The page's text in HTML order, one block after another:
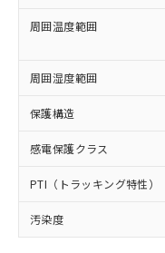
周囲温度範囲
周囲湿度範囲
保護構造
感電保護クラス
PTI（トラッキング特性）
汚染度
正式な
様のお
ムロン
オムロ
ください。
在庫状
事前の承
マイパ
類(PBB)
(PBDE) 1000ppm
ル) (DEHP)(別名：
ルベンジル（BBP
（DBP）
(DIBP) 1000ppm以下
フタル酸エステル
図的な使用がない
※2 対応予定
部品在庫の切
月が前後する
Cr(Ⅵ)(六価クロム
ニル類) : 1000ppm
DBP(フタル酸ジ
イソブチル) :
ル) : 1000ppm、
DEHP(フタル酸
※2 環境保護
「ｅ」：有害
準値以下であ
「10」：通常
質が外部に漏
当社は
全に破
いよう
ル、化
武器並
使用いた
当社は
場合は、
該第三
販売先
法に輸出
○ 一
一
在
い
た
機
認く
受